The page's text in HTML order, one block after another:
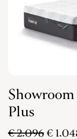
Plus
€ 2.096€